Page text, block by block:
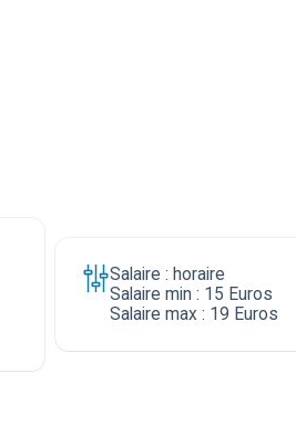
Salaire : horaire
Salaire min : 15 Euros
Salaire max : 19 Euros